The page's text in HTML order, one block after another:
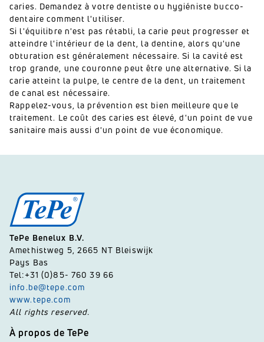
caries. Demandez à votre dentiste ou hygiéniste bucco-
dentaire comment l'utiliser.
Si l'équilibre n'est pas rétabli, la carie peut progresser et
atteindre l'intérieur de la dent, la dentine, alors qu'une
obturation est généralement nécessaire. Si la cavité est
trop grande, une couronne peut être une alternative. Si la
carie atteint la pulpe, le centre de la dent, un traitement
de canal est nécessaire.
Rappelez-vous, la prévention est bien meilleure que le
traitement. Le coût des caries est élevé, d'un point de vue
sanitaire mais aussi d'un point de vue économique.
TePe Benelux B.V.
Amethistweg 5, 2665 NT Bleiswijk
Pays Bas
Tel:+31 (0)85- 760 39 66
info.be@tepe.com
www.tepe.com
All rights reserved.
À propos de TePe